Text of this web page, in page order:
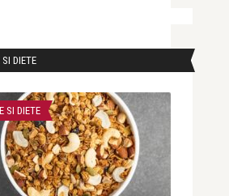
DIETE
SI DIETE